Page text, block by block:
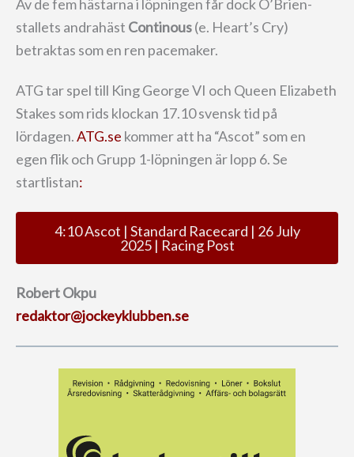
Av de fem hästarna i löpningen får dock O’Brien-
stallets andrahäst Continous(e. Heart’s Cry)
betraktas som en ren pacemaker.
ATG tar spel till King George VI och Queen Elizabeth
Stakes som rids klockan 17.10 svensk tid på
lördagen.ATG.se kommer att ha “Ascot” som en
egen flik och Grupp 1-löpningen är lopp 6. Se
startlistan:
4:10 Ascot | Standard Racecard | 26 July
2025 | Racing Post
Robert Okpu
redaktor@jockeyklubben.se